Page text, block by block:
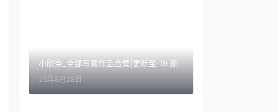
小欣奈_全部写真作品合集|更新至 19 期
25年8月28日